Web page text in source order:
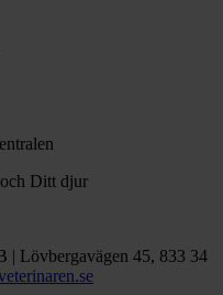
Ditt djur
| Lövbergavägen 45, 833 34